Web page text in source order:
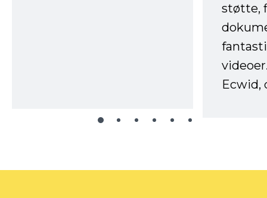
støtte,
Ecwid,